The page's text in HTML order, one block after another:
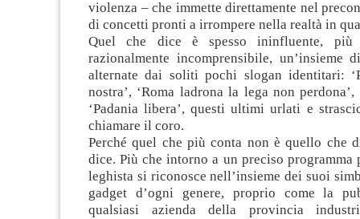
violenza – che immette direttamente nel
di concetti pronti a irrompere nella realtà in
Quel che dice è spesso ininfluente, più
razionalmente incomprensibile, un’insieme
alternate dai soliti pochi slogan identitari:
nostra’, ‘Roma ladrona la lega non perdona’,
‘Padania libera’, questi ultimi urlati e
chiamare il coro.
Perché quel che più conta non è quello che
dice. Più che intorno a un preciso
leghista si riconosce nell’insieme dei suoi
gadget d’ogni genere, proprio come la
qualsiasi azienda della provincia